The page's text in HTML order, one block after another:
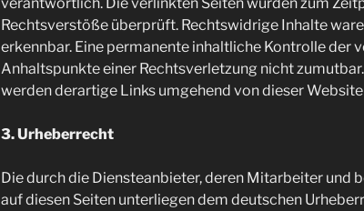
Rechtsverstöße überprüft. Rechtswidrige Inhalte
erkennbar. Eine permanente inhaltliche Kontrolle der
Anhaltspunkte einer Rechtsverletzung nicht
werden derartige Links umgehend von dieser
3. Urheberrecht
Die durch die Diensteanbieter, deren Mitarbeiter
auf diesen Seiten unterliegen dem deutschen